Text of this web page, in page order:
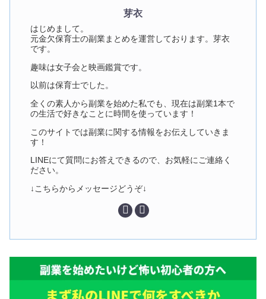
芽衣
はじめまして。
元金欠保育士の副業まとめを運営しております。芽衣
です。
趣味は女子会と映画鑑賞です。
以前は保育士でした。
全くの素人から副業を始めた私でも、現在は副業1本で
の生活で好きなことに時間を使っています！
このサイトでは副業に関する情報をお伝えしていきま
す！
LINEにて質問にお答えできるので、お気軽にご連絡く
ださい。
↓こちらからメッセージどうぞ↓